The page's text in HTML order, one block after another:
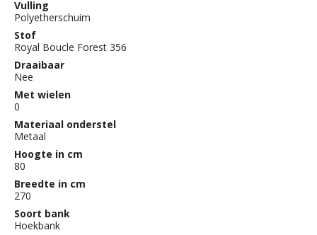
Vulling
Polyetherschuim
Stof
Royal Boucle Forest 356
Draaibaar
Nee
Met wielen
0
Materiaal onderstel
Metaal
Hoogte in cm
80
Breedte in cm
270
Soort bank
Hoekbank